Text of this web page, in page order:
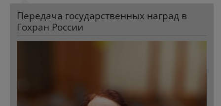
Передача государственных наград в
Гохран России